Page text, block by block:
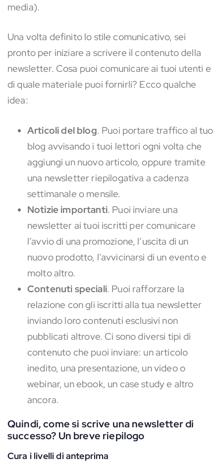
media).
Una volta definito lo stile comunicativo, sei
pronto per iniziare a scrivere il contenuto della
newsletter. Cosa puoi comunicare ai tuoi utenti e
di quale materiale puoi fornirli? Ecco qualche
idea:
Articoli del blog. Puoi portare traffico al tuo
blog avvisando i tuoi lettori ogni volta che
aggiungi un nuovo articolo, oppure tramite
una newsletter riepilogativa a cadenza
settimanale o mensile.
Notizie importanti. Puoi inviare una
newsletter ai tuoi iscritti per comunicare
l’avvio di una promozione, l’uscita di un
nuovo prodotto, l’avvicinarsi di un evento e
molto altro.
Contenuti speciali. Puoi rafforzare la
relazione con gli iscritti alla tua newsletter
inviando loro contenuti esclusivi non
pubblicati altrove. Ci sono diversi tipi di
contenuto che puoi inviare: un articolo
inedito, una presentazione, un video o
webinar, un ebook, un case study e altro
ancora.
Quindi, come si scrive una newsletter di
successo? Un breve riepilogo
Cura i livelli di anteprima